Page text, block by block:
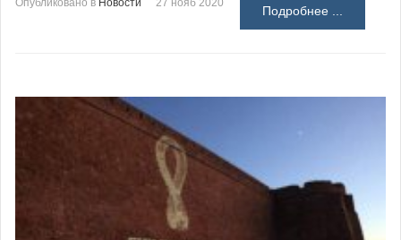
Опубликовано в Новости 27 нояб 2020
Подробнее ...